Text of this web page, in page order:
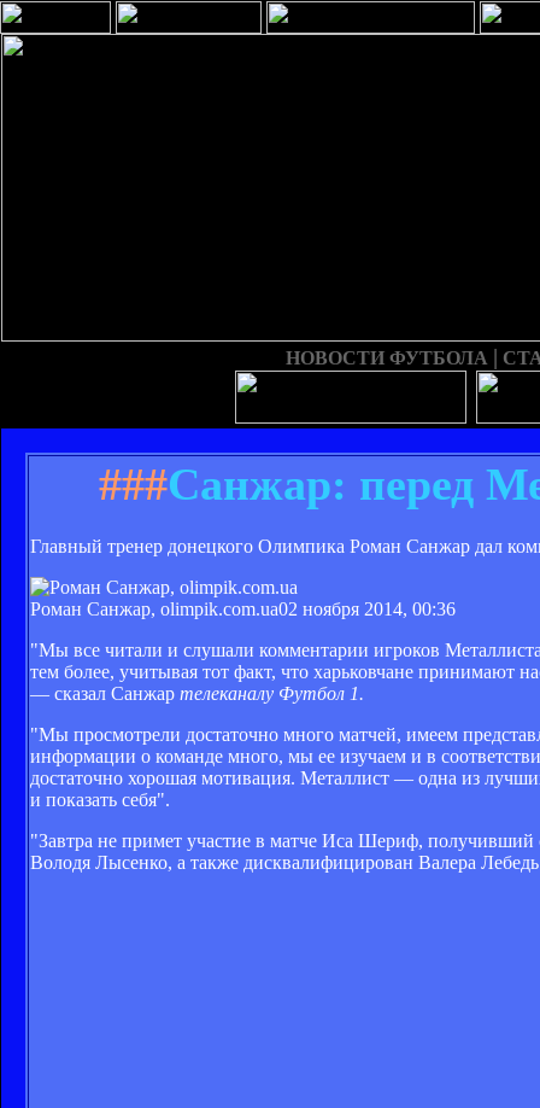
НОВОСТИ ФУТБОЛА |
###Санжар: перед
Главный тренер донецкого Олимпика Роман Санжар дал
Роман Санжар, olimpik.com.ua02 ноября 2014, 00:36
"Мы все читали и слушали комментарии игроков
тем более, учитывая тот факт, что харьковчане принимают
— сказал Санжар телеканалу Футбол 1.
"Мы просмотрели достаточно много матчей, имеем
информации о команде много, мы ее изучаем и в
достаточно хорошая мотивация. Металлист — одна из
и показать себя".
"Завтра не примет участие в матче Иса Шериф, получивший
Володя Лысенко, а также дисквалифицирован Валера